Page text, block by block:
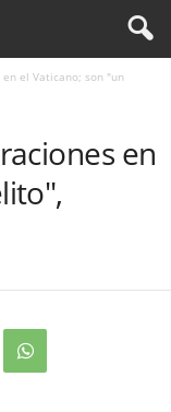
el Vaticano; son "un
en